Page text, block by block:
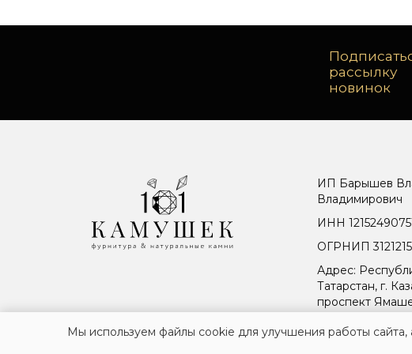
рассылку
новинок
ИП Барышев
Владимирович
ИНН
ОГРНИП
Адрес:
Татарстан, г.
проспект
Мы используем файлы cookie для улучшения работы сайта,